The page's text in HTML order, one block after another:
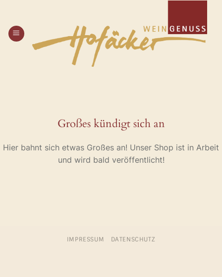
springen
Großes kündigt sich an
Hier bahnt sich etwas Großes an! Unser Shop ist in Arbeit
und wird bald veröffentlicht!
IMPRESSUM DATENSCHUTZ